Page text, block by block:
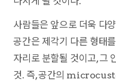
사람들은 앞으로 더욱 다
공간은 제각기 다른 형태
자리로 분할될 것이고, 그
것. 즉, 공간의